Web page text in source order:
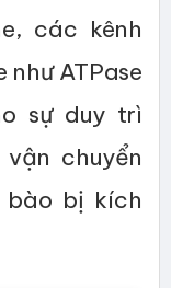
các kênh
như ATPase
sự duy trì
chuyển
bào bị kích